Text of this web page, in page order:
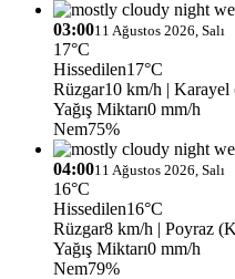
03:0011 Ağustos 2026, Salı
17°C
Hissedilen17°C
Rüzgar10 km/h | Karayel
Yağış Miktarı0 mm/h
Nem75%
04:0011 Ağustos 2026, Salı
16°C
Hissedilen16°C
Rüzgar8 km/h | Poyraz
Yağış Miktarı0 mm/h
Nem79%